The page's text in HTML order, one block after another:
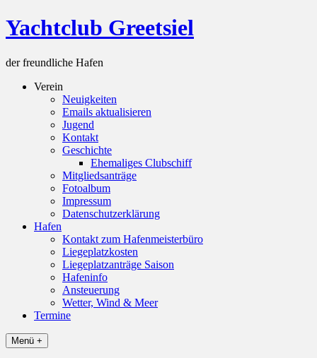
Skip
to
Yachtclub Greetsiel
der freundliche Hafen
Verein
Neuigkeiten
Emails aktualisieren
Jugend
Kontakt
Geschichte
Ehemaliges Clubschiff
Mitgliedsanträge
Fotoalbum
Impressum
Datenschutzerklärung
Hafen
Kontakt zum Hafenmeisterbüro
Liegeplatzkosten
Liegeplatzanträge Saison
Hafeninfo
Ansteuerung
Wetter, Wind & Meer
Termine
Menü +